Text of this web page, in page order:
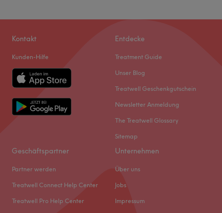
Kontakt
Kunden-Hilfe
Entdecke
Treatment Guide
Unser Blog
Treatwell Geschenkgutschein
Newsletter Anmeldung
The Treatwell Glossary
Sitemap
Geschäftspartner
Partner werden
Treatwell Connect Help Center
Treatwell Pro Help Center
Unternehmen
Über uns
Jobs
Impressum